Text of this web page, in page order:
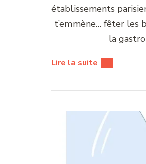
établissements
t’emmène… fêter les
la
Lire la suite